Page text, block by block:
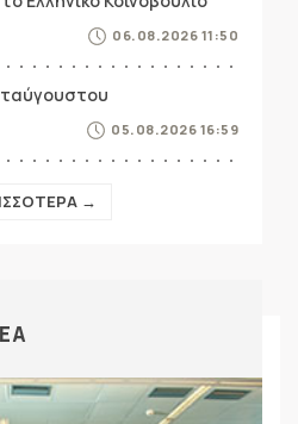
06.08.2026 11:50
05.08.2026 16:59
→